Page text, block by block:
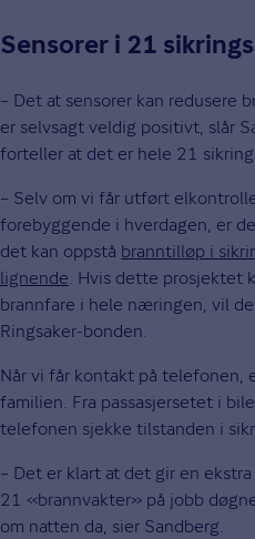
Sensorer i 21
– Det at sensorer kan redusere
er selvsagt veldig positivt, slår
forteller at det er hele 21
– Selv om vi får utført
forebyggende i hverdagen, er
det kan oppstå branntilløp i
lignende. Hvis dette prosjektet
brannfare i hele næringen, vil
Ringsaker-bonden.
Når vi får kontakt på telefonen,
familien. Fra passasjersetet i
telefonen sjekke tilstanden i
– Det er klart at det gir en
21 «brannvakter» på jobb
om natten da, sier Sandberg.